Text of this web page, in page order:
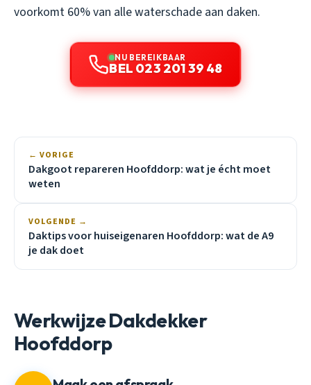
voorkomt 60% van alle waterschade aan daken.
NU BEREIKBAAR
BEL 023 201 39 48
← VORIGE
Dakgoot repareren Hoofddorp: wat je écht moet
weten
VOLGENDE →
Daktips voor huiseigenaren Hoofddorp: wat de A9
je dak doet
Werkwijze Dakdekker
Hoofddorp